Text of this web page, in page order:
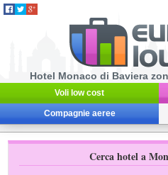
Hotel Monaco di Baviera
Voli low cost
Compagnie aeree
Cerca hotel a